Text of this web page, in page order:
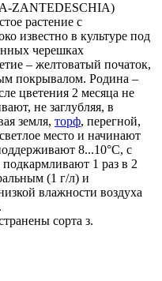
растение с
известно в культуре под
черешках
– желтоватый початок,
покрывалом. Родина –
цветения 2 месяца не
не заглубляя, в
земля, торф, перегной,
место и начинают
8...10°C, с
1 раз в 2
(1 г/л) и
влажности воздуха
сорта з.